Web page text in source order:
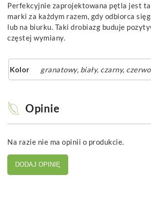
Perfekcyjnie zaprojektowana pętla jest
marki za każdym razem, gdy odbiorca
lub na biurku. Taki drobiazg buduje
częstej wymiany.
Kolor granatowy, biały, czarny,
Opinie
Na razie nie ma opinii o produkcie.
DODAJ OPINIĘ